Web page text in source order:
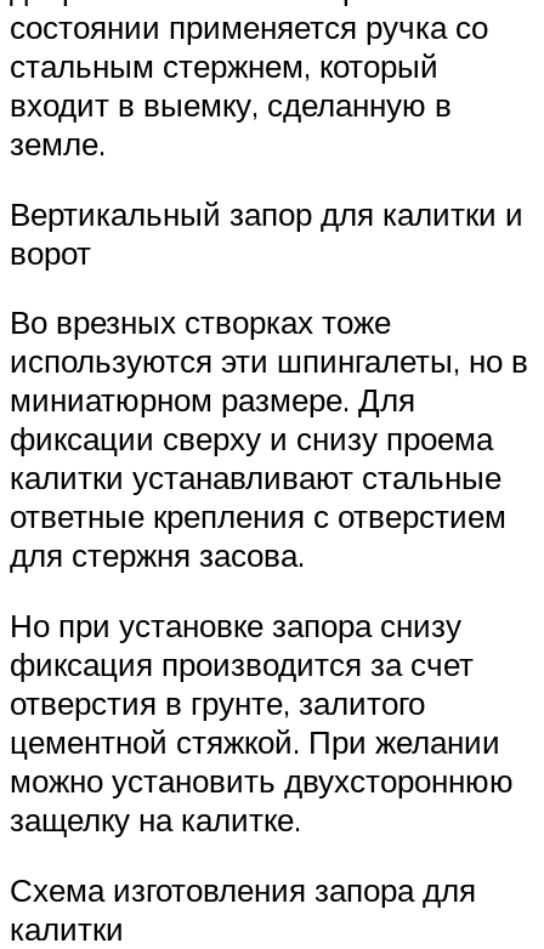
состоянии применяется ручка со
стальным стержнем, который
входит в выемку, сделанную в
земле.
Вертикальный запор для калитки и
ворот
Во врезных створках тоже
используются эти шпингалеты, но в
миниатюрном размере. Для
фиксации сверху и снизу проема
калитки устанавливают стальные
ответные крепления с отверстием
для стержня засова.
Но при установке запора снизу
фиксация производится за счет
отверстия в грунте, залитого
цементной стяжкой. При желании
можно установить двухстороннюю
защелку на калитке.
Схема изготовления запора для
калитки